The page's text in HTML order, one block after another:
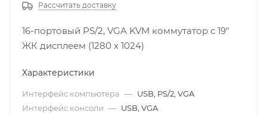
Рассчитать доставку
16-портовый PS/2, VGA KVM коммутатор с 19"
ЖК дисплеем (1280 x 1024)
Характеристики
Интерфейс компьютера — USB, PS/2, VGA
Интерфейс консоли — USB, VGA